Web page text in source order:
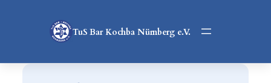
TuS Bar Kochba Nürnberg e.V.